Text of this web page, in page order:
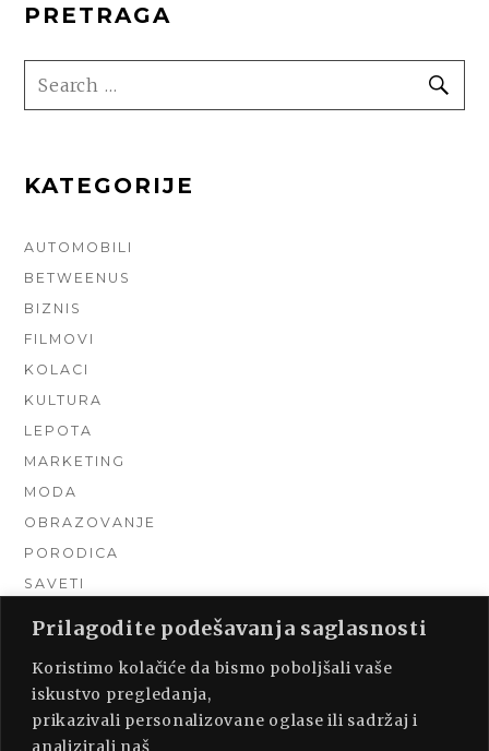
Prilagodite podešavanja saglasnosti
Koristimo kolačiće da bismo poboljšali vaše
iskustvo pregledanja,
prikazivali personalizovane oglase ili sadržaj i
analizirali naš
PRETRAGA
SEARCH
KATEGORIJE
AUTOMOBILI
BETWEENUS
BIZNIS
FILMOVI
KOLACI
KULTURA
LEPOTA
MARKETING
MODA
OBRAZOVANJE
PORODICA
SAVETI
TURIZAM
UNCATEGORIZED
URADI SAM
UREĐENJE DOMA